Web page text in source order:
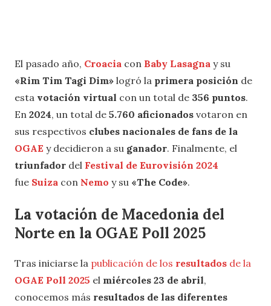
El pasado año, Croacia con Baby Lasagna y su
«Rim Tim Tagi Dim» logró la primera posición de
esta votación virtual con un total de 356 puntos.
En 2024, un total de 5.760 aficionados votaron en
sus respectivos clubes nacionales de fans de la
OGAE y decidieron a su ganador. Finalmente, el
triunfador del Festival de Eurovisión 2024
fue Suiza con Nemo y su «The Code».
La votación de Macedonia del
Norte en la OGAE Poll 2025
Tras iniciarse la publicación de los resultados de la
OGAE Poll 2025 el miércoles 23 de abril,
conocemos más resultados de las diferentes